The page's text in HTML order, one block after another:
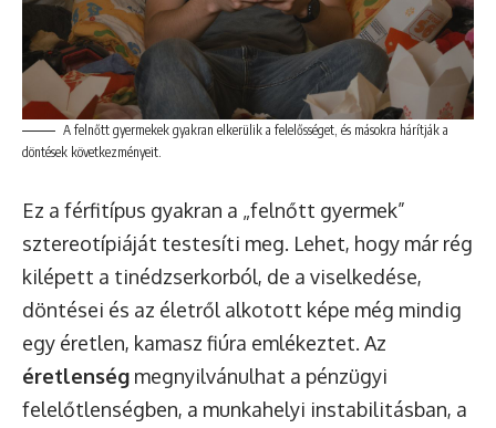
A felnőtt gyermekek gyakran elkerülik a felelősséget, és másokra hárítják a
döntések következményeit.
Ez a férfitípus gyakran a „felnőtt gyermek”
sztereotípiáját testesíti meg. Lehet, hogy már rég
kilépett a tinédzserkorból, de a viselkedése,
döntései és az életről alkotott képe még mindig
egy éretlen, kamasz fiúra emlékeztet. Az
éretlenség megnyilvánulhat a pénzügyi
felelőtlenségben, a munkahelyi instabilitásban, a